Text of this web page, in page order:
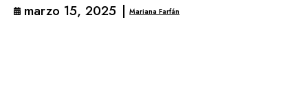
marzo 15, 2025 | Mariana Farfán